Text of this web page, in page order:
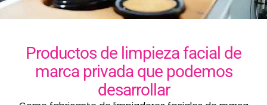
Productos de limpieza facial de
marca privada que podemos
desarrollar